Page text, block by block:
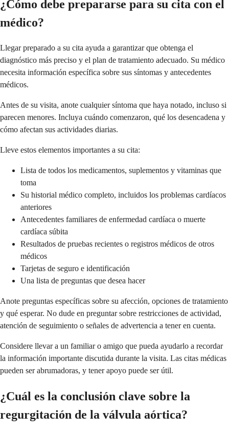
¿Cómo debe prepararse para su cita con el
médico?
Llegar preparado a su cita ayuda a garantizar que obtenga el
diagnóstico más preciso y el plan de tratamiento adecuado. Su médico
necesita información específica sobre sus síntomas y antecedentes
médicos.
Antes de su visita, anote cualquier síntoma que haya notado, incluso si
parecen menores. Incluya cuándo comenzaron, qué los desencadena y
cómo afectan sus actividades diarias.
Lleve estos elementos importantes a su cita:
Lista de todos los medicamentos, suplementos y vitaminas que
toma
Su historial médico completo, incluidos los problemas cardíacos
anteriores
Antecedentes familiares de enfermedad cardíaca o muerte
cardíaca súbita
Resultados de pruebas recientes o registros médicos de otros
médicos
Tarjetas de seguro e identificación
Una lista de preguntas que desea hacer
Anote preguntas específicas sobre su afección, opciones de tratamiento
y qué esperar. No dude en preguntar sobre restricciones de actividad,
atención de seguimiento o señales de advertencia a tener en cuenta.
Considere llevar a un familiar o amigo que pueda ayudarlo a recordar
la información importante discutida durante la visita. Las citas médicas
pueden ser abrumadoras, y tener apoyo puede ser útil.
¿Cuál es la conclusión clave sobre la
regurgitación de la válvula aórtica?